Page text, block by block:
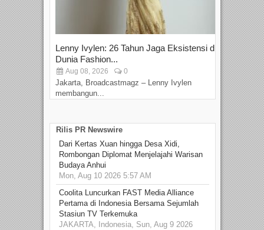
Lenny Ivylen: 26 Tahun Jaga Eksistensi di
Dunia Fashion...
Aug 08, 2026 0
Jakarta, Broadcastmagz – Lenny Ivylen
membangun...
Rilis PR Newswire
Dari Kertas Xuan hingga Desa Xidi,
Rombongan Diplomat Menjelajahi Warisan
Budaya Anhui
Mon, Aug 10 2026 5:57 AM
Coolita Luncurkan FAST Media Alliance
Pertama di Indonesia Bersama Sejumlah
Stasiun TV Terkemuka
JAKARTA, Indonesia, Sun, Aug 9 2026